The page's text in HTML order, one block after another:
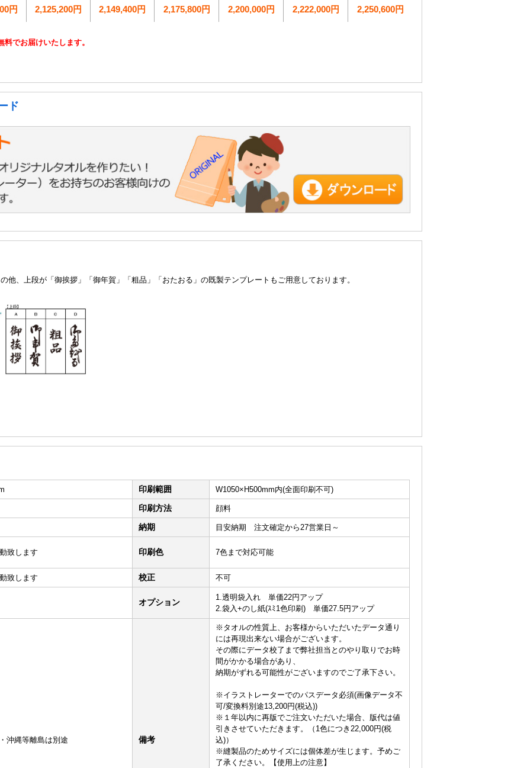
円 2,125,200円 2,149,400円 2,175,800円 2,200,000円 2,222,000円 2,250,600円
でお届けいたします。
ド
他、上段が「御挨拶」「御年賀」「粗品」「おたおる」の既製テンプレートもご用意しております。
印刷範囲 W1050×H500mm内(全面印刷不可)
印刷方法 顔料
納期 目安納期 注文確定から27営業日～
致します 印刷色 7色まで対応可能
致します 校正 不可
オプション
1.透明袋入れ 単価22円アップ
2.袋入+のし紙(ｽﾐ1色印刷) 単価27.5円アップ
沖縄等離島は別途 備考
※タオルの性質上、お客様からいただいたデータ通り
には再現出来ない場合がございます。
その際にデータ校了まで弊社担当とのやり取りでお時
間がかかる場合があり、
納期がずれる可能性がございますのでご了承下さい。
※イラストレーターでのパスデータ必須(画像データ不
可/変換料別途13,200円(税込))
※１年以内に再版でご注文いただいた場合、版代は値
引きさせていただきます。（1色につき22,000円(税
込)）
※縫製品のためサイズには個体差が生じます。予めご
了承ください。【使用上の注意】